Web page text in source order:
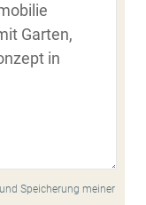
Speicherung meiner